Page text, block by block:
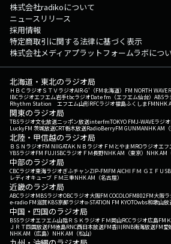
株式会社radikoについて
ニュースリリース
採用情報
特定商取引に関する法律に基づく表示
株式会社メディアプラットフォームラボにつ
北海道・東北のラジオ局
ＨＢＣラジオＳＴＶラジオAIR-G'（FM北海道） FM NORTH WAVE
IBCラジオエフエム岩手tbcラジオDate fm（エフエム仙台） ABSラ
Rhythm Station エフエム山形RFCラジオ福島ふくしまFMNHK
関東のラジオ局
TBSラジオ文化放送ニッポン放送interfmTOKYO FMJ-WAVEラジ
LuckyFM 茨城放送CRT栃木放送RadioBerryFM GUNMANHK AM（
北陸・甲信越のラジオ局
ＢＳＮラジオFM NIIGATAＫＮＢラジオ ＦＭとやまMROラジオエフ
YBSラジオFM FUJISBCラジオ ＦＭ長野NHK AM（東京） NHK AM
中部のラジオ局
CBCラジオ東海ラジオぎふチャンZIP-FMFM AICHI ＦＭ ＧＩＦＵ
レディオキューブ ＦＭ三重NHK AM（名古屋）
近畿のラジオ局
ABCラジオMBSラジオOBCラジオ大阪FM COCOLOFM802FM大阪
e-radio FM滋賀KBS京都ラジオα-STATION FM KYOTOwbs和歌山放
中国・四国のラジオ局
BSSラジオエフエム山陰ＲＳＫラジオ ＦＭ岡山RCCラジオ広島FM
ＪＲＴ四国放送FM徳島RNC西日本放送FM香川RNB南海放送FM愛
NHK AM（広島） NHK AM（松山）